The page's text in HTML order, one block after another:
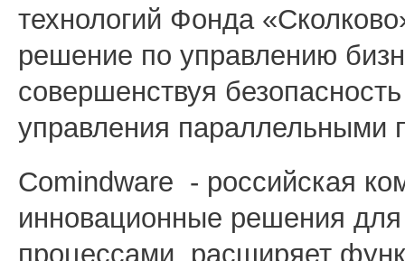
технологий Фонда
решение по управлению
совершенствуя
управления параллельными
Comindware - российская
инновационные решения
процессами, расширяет